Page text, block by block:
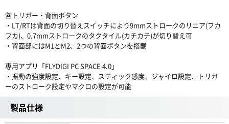
各トリガー・背面ボタン
・LT/RTは背面の切り替えスイッチにより9mmストロークのリニア(フカ
フカ)、0.7mmストロークのタクタイル(カチカチ)が切り替え可
・背面部にはM1とM2、2つの背面ボタンを搭載
専用アプリ「FLYDIGI PC SPACE 4.0」
・振動の強度設定、キー設定、スティック感度、ジャイロ設定、トリガ
ーのストローク設定やマクロの設定が可能
製品仕様